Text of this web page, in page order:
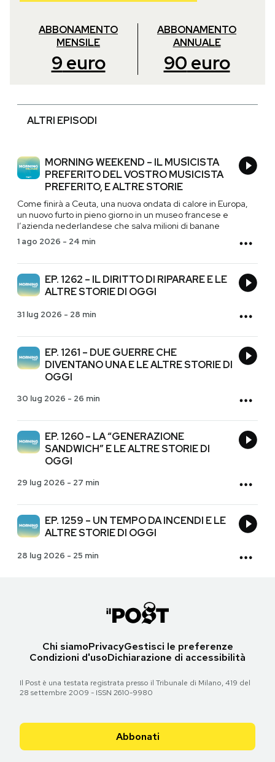
ABBONAMENTO
MENSILE
9 euro
ABBONAMENTO
ANNUALE
90 euro
ALTRI EPISODI
MORNING WEEKEND – IL MUSICISTA
PREFERITO DEL VOSTRO MUSICISTA
PREFERITO, E ALTRE STORIE
Come finirà a Ceuta, una nuova ondata di calore in Europa,
un nuovo furto in pieno giorno in un museo francese e
l’azienda nederlandese che salva milioni di banane
1 ago 2026 - 24 min
EP. 1262 – IL DIRITTO DI RIPARARE E LE
ALTRE STORIE DI OGGI
31 lug 2026 - 28 min
EP. 1261 – DUE GUERRE CHE
DIVENTANO UNA E LE ALTRE STORIE DI
OGGI
30 lug 2026 - 26 min
EP. 1260 – LA “GENERAZIONE
SANDWICH” E LE ALTRE STORIE DI
OGGI
29 lug 2026 - 27 min
EP. 1259 – UN TEMPO DA INCENDI E LE
ALTRE STORIE DI OGGI
28 lug 2026 - 25 min
Chi siamoPrivacyGestisci le preferenze
Condizioni d'usoDichiarazione di accessibilità
Il Post è una testata registrata presso il Tribunale di Milano, 419 del
28 settembre 2009 - ISSN 2610-9980
Abbonati